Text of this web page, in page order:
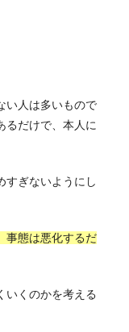
い人は多いもので
るだけで、本人に
すぎないようにし
事態は悪化するだ
いくのかを考える